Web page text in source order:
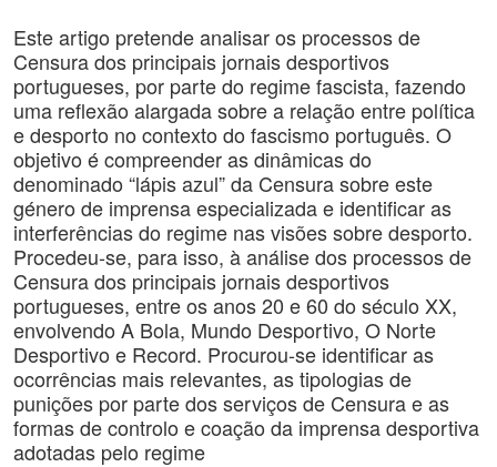
Este artigo pretende analisar os processos de
Censura dos principais jornais desportivos
portugueses, por parte do regime fascista, fazendo
uma reflexão alargada sobre a relação entre política
e desporto no contexto do fascismo português. O
objetivo é compreender as dinâmicas do
denominado “lápis azul” da Censura sobre este
género de imprensa especializada e identificar as
interferências do regime nas visões sobre desporto.
Procedeu-se, para isso, à análise dos processos de
Censura dos principais jornais desportivos
portugueses, entre os anos 20 e 60 do século XX,
envolvendo A Bola, Mundo Desportivo, O Norte
Desportivo e Record. Procurou-se identificar as
ocorrências mais relevantes, as tipologias de
punições por parte dos serviços de Censura e as
formas de controlo e coação da imprensa desportiva
adotadas pelo regime